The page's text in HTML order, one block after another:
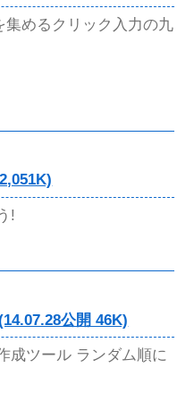
めるクリック入力の九
!
公開 46K)
成ツール ランダム順に